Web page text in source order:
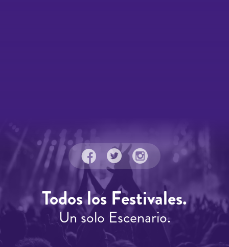
Todos los Festivales.
Un solo Escenario.